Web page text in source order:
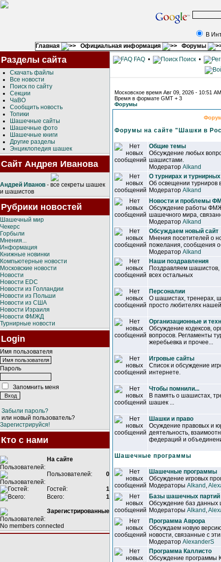
В
Главная
Официальная информация Форумы
Разделы сайта
Скачать файлы
Все новости
Поиск по сайту
Секции
ЧаВО
Сообщить новость
Топики
Шашечные сайты
Шашечные фото
Шашечные книги
Другие разделы
Энциклопедия шашек
Сайт Андрея Иванова
Андрей Иванов - все секреты шашек
и шашистов
Рубрики новостей
Шашечный мир
Чекерс
Горбыли
Мнения...
Информация
Книжные новинки
Компьютерные новости
Московские новости
Новости
Новости EDC
Новости из Голландии
Новости из Польши
Новости из США
Новости Израиля
Новости ФМЖД
Турнирные новости
Login
Имя пользователя
Пароль
Запомнить меня
Забыли пароль?
или новый пользователь?
Зарегистрируйся!
Кто с нами
На сайте
Пользователей: 0
Гостей:
1
Всего:
1
Зарегистрированные
No members connected
FAQ • Поиск •
Московское время Авг 09, 2026 - 10:51 AM
Время в формате GMT + 3
Форумы
Форумы на сайте "Шашки в
Общие темы
Обсуждение любых
шашистами.
Модератор Alkand
О турнирах и
Об освещении турниров
Модератор Alkand
Новости и проблемы
Обсуждение работы
шашечного мира,
Модератор Alkand
Обсуждаем новый сайт
Мнения посетителей о
пожелания, сообщения
Модератор Alkand
Наши поздравления
Поздравляем шашистов,
всех остальных
Персоналии
О шашистах, тренерах,
просто любителях
Организационные и
Обсуждение кодексов,
вопросов. Регламенты
жеребьевка и прочее...
Игровые сайты
Список и обсуждение
интернете.
Чтобы помнили...
В память о шашистах,
шашек ...
Шашки и право
Осуждение правовых и
деятельность,
федераций и
Шашечные программы
Шашечные программы
Обсуждение игровых
Модераторы Alkand ,
Базы шашечных партий
Обсуждение баз
Модераторы Alkand ,
Программа Аврора
Обсуждаем новую
новости, связанные с
Модератор AlexanderS
Программа Каллисто
Обсуждение программы